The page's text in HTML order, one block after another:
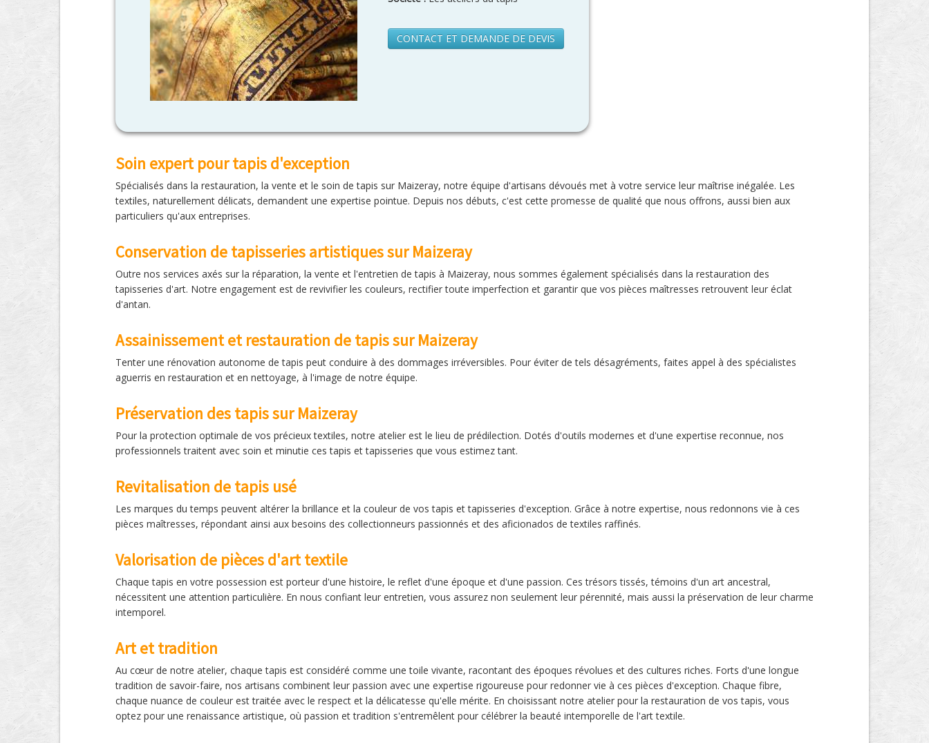
CONTACT ET DEMANDE DE DEVIS
Soin expert pour tapis d'exception
Spécialisés dans la restauration, la vente et le soin de tapis sur Maizeray, notre équipe d'artisans dévoués met à votre service leur maîtrise inégalée. Les
textiles, naturellement délicats, demandent une expertise pointue. Depuis nos débuts, c'est cette promesse de qualité que nous offrons, aussi bien aux
particuliers qu'aux entreprises.
Conservation de tapisseries artistiques sur Maizeray
Outre nos services axés sur la réparation, la vente et l'entretien de tapis à Maizeray, nous sommes également spécialisés dans la restauration des
tapisseries d'art. Notre engagement est de revivifier les couleurs, rectifier toute imperfection et garantir que vos pièces maîtresses retrouvent leur éclat
d'antan.
Assainissement et restauration de tapis sur Maizeray
Tenter une rénovation autonome de tapis peut conduire à des dommages irréversibles. Pour éviter de tels désagréments, faites appel à des spécialistes
aguerris en restauration et en nettoyage, à l'image de notre équipe.
Préservation des tapis sur Maizeray
Pour la protection optimale de vos précieux textiles, notre atelier est le lieu de prédilection. Dotés d'outils modernes et d'une expertise reconnue, nos
professionnels traitent avec soin et minutie ces tapis et tapisseries que vous estimez tant.
Revitalisation de tapis usé
Les marques du temps peuvent altérer la brillance et la couleur de vos tapis et tapisseries d'exception. Grâce à notre expertise, nous redonnons vie à ces
pièces maîtresses, répondant ainsi aux besoins des collectionneurs passionnés et des aficionados de textiles raffinés.
Valorisation de pièces d'art textile
Chaque tapis en votre possession est porteur d'une histoire, le reflet d'une époque et d'une passion. Ces trésors tissés, témoins d'un art ancestral,
nécessitent une attention particulière. En nous confiant leur entretien, vous assurez non seulement leur pérennité, mais aussi la préservation de leur charme
intemporel.
Art et tradition
Au cœur de notre atelier, chaque tapis est considéré comme une toile vivante, racontant des époques révolues et des cultures riches. Forts d'une longue
tradition de savoir-faire, nos artisans combinent leur passion avec une expertise rigoureuse pour redonner vie à ces pièces d'exception. Chaque fibre,
chaque nuance de couleur est traitée avec le respect et la délicatesse qu'elle mérite. En choisissant notre atelier pour la restauration de vos tapis, vous
optez pour une renaissance artistique, où passion et tradition s'entremêlent pour célébrer la beauté intemporelle de l'art textile.